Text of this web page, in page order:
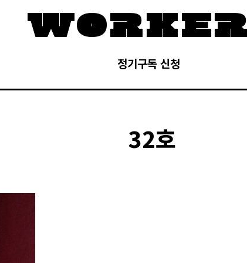
정기구독 신청
32호